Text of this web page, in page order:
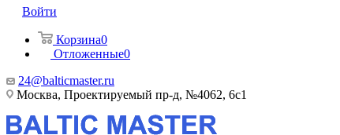
Войти
Корзина0
Отложенные0
24@balticmaster.ru
Москва, Проектируемый пр-д, №4062, 6с1